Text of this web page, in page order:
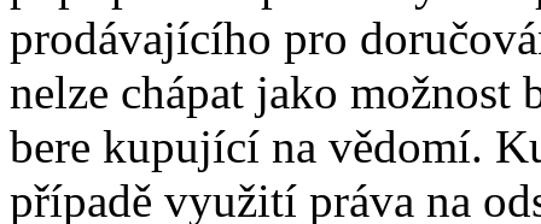
prodávajícího pro
nelze chápat jako možnost
bere kupující na vědomí.
případě využití práva na